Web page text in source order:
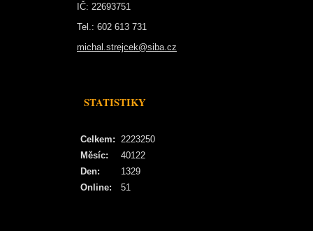
IČ: 22693751
Tel.: 602 613 731
michal.strejcek@siba.cz
STATISTIKY
Online: 51
Celkem: 2223250
Měsíc:
40122
Den:
1329